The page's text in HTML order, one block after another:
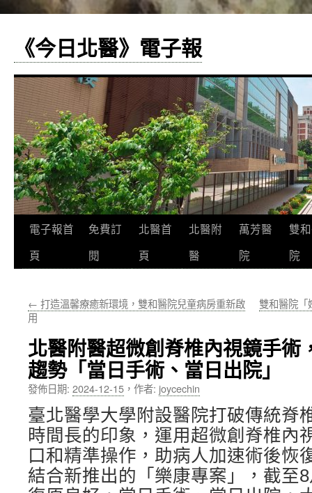
《今日北醫》電子報
跳
至
要
容
電子報首
頁
免費訂
閱
北醫首
頁
北醫附
醫
萬芳醫
院
雙
院
← 打造溫馨療癒新環境，雙和醫院兒童病房重新啟
用
雙和醫院「
北醫附醫超微創脊椎內視鏡手術
趨勢「當日手術、當日出院」
發佈日期: 2024-12-15 ， 作者: joycechin
臺北醫學大學附設醫院打破傳統脊
時間長的印象，運用超微創脊椎內
口和精準操作，助病人加速術後恢
結合新推出的「樂康專案」，截至